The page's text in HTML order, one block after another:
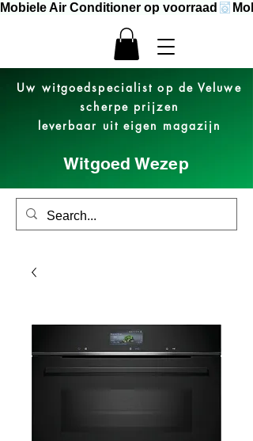
Uw witgoedspecialist op de Veluwe
scherpe prijzen
leverbaar uit eigen magazijn
Witgoed Wezep
Mobiele Air Conditioner op voorraad